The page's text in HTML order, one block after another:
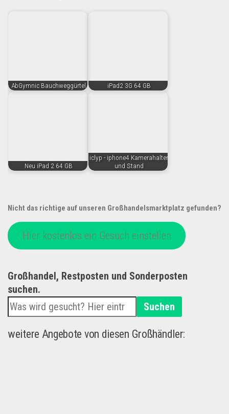
AbGymnic Bauchweggürtel iPad2 3G 64 GB
Neu iPad 2 64 GB
iclyp - iphone4 Kamerahalter
und Stand
Nicht das richtige auf unseren Großhandelsmarktplatz gefunden?
Hier kostenlos ein Gesuch einstellen
Großhandel, Restposten und Sonderposten
suchen.
Suchen
weitere Angebote von diesen Großhändler: